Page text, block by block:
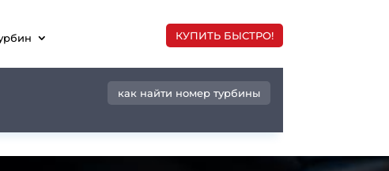
КУПИТЬ БЫСТРО!
как найти номер турбины